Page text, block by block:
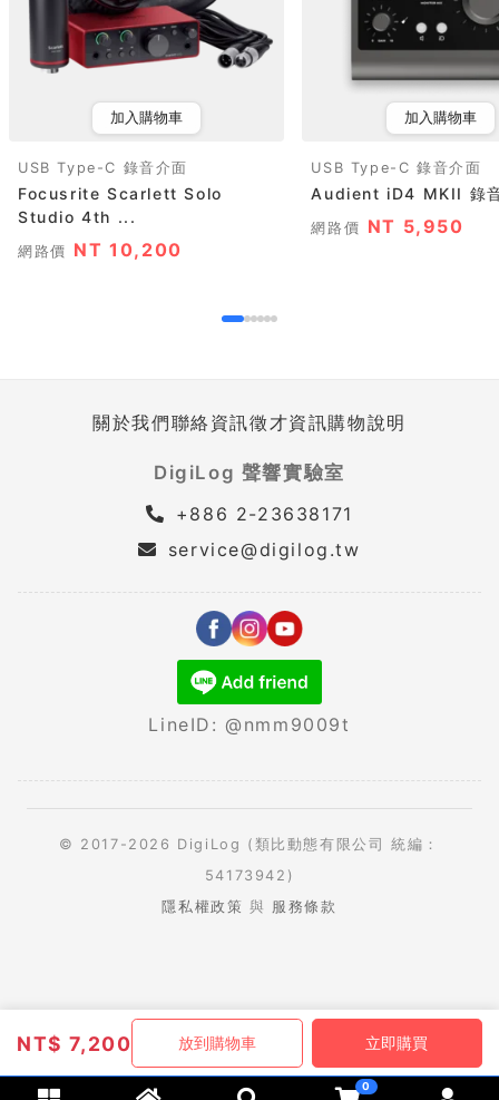
NT$7,200 放到購物車 立即購買
加入購物車
USB Type-C 錄音介面
Focusrite Scarlett Solo
Studio 4th ...
網路價 NT 10,200
加入購物車
USB Type-C 錄音介面
Audient iD4 MKII 錄
網路價 NT 5,950
關於我們聯絡資訊徵才資訊購物說明
DigiLog 聲響實驗室
+886 2-23638171
service@digilog.tw
LineID: @nmm9009t
© 2017-2026 DigiLog (類比動態有限公司 統編：
54173942)
隱私權政策 與 服務條款
0